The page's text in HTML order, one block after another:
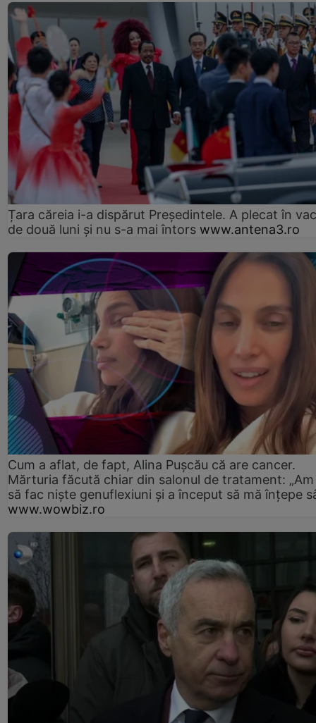
Țara căreia i-a dispărut Președintele. A plecat în
de două luni și nu s-a mai întors www.antena3.ro
Cum a aflat, de fapt, Alina Pușcău că are cancer.
Mărturia făcută chiar din salonul de tratament:
să fac niște genuflexiuni și a început să mă înțepe
www.wowbiz.ro